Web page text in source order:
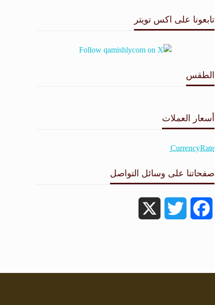
تابعونا على اكس تويتر
الطقس
أسعار العملات
CurrencyRate
صفحاتنا على وسائل التواصل
Facebook
Twitter